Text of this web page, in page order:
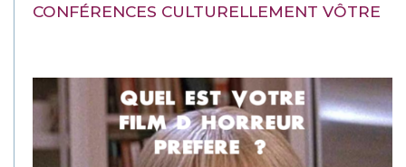
CONFÉRENCES CULTURELLEMENT VÔTRE